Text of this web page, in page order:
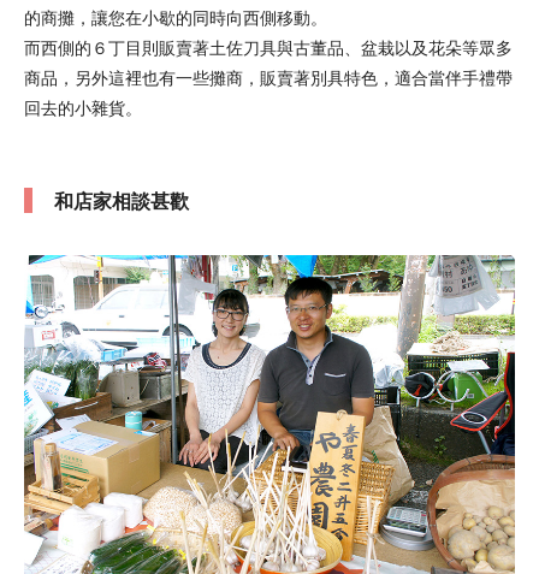
的商攤，讓您在小歇的同時向西側移動。
而西側的６丁目則販賣著土佐刀具與古董品、盆栽以及花朵等眾多
商品，另外這裡也有一些攤商，販賣著別具特色，適合當伴手禮帶
回去的小雜貨。
和店家相談甚歡